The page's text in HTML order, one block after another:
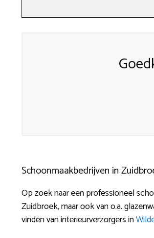
Schoonmaakbedrijven in
Op zoek naar een professioneel
Zuidbroek, maar ook van o.a.
vinden van interieurverzorgers in